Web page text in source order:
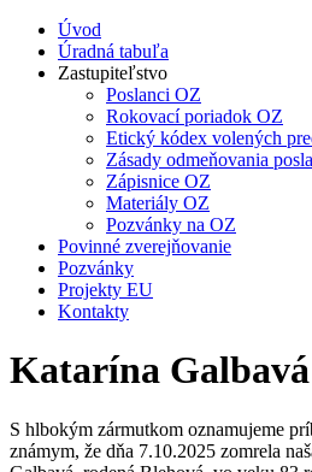
Úvod
Úradná tabuľa
Zastupiteľstvo
Poslanci OZ
Rokovací poriadok OZ
Etický kódex volených
Zásady odmeňovania
Zápisnice OZ
Materiály OZ
Pozvánky na OZ
Povinné zverejňovanie
Pozvánky
Projekty EU
Kontakty
Katarína Galbavá
S hlbokým zármutkom oznamujeme
známym, že dňa 7.10.2025 zomrela